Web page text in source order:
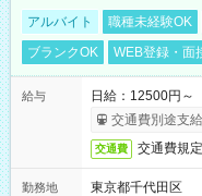
アルバイト 職種未経験OK
ブランクOK
WEB登録・面
給与
日給：12500円
交通費別途支
交通費 交通費規
勤務地
東京都千代田区